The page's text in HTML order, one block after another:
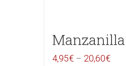
4,95€ – 20,60€